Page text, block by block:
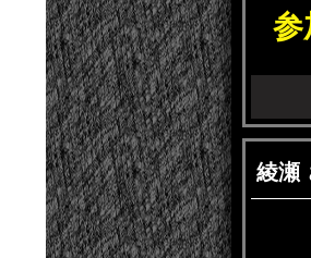
参
綾